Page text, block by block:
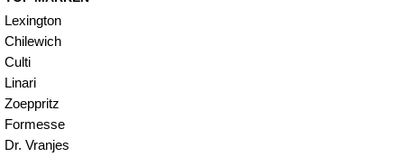
Lexington
Chilewich
Culti
Linari
Zoeppritz
Formesse
Dr. Vranjes